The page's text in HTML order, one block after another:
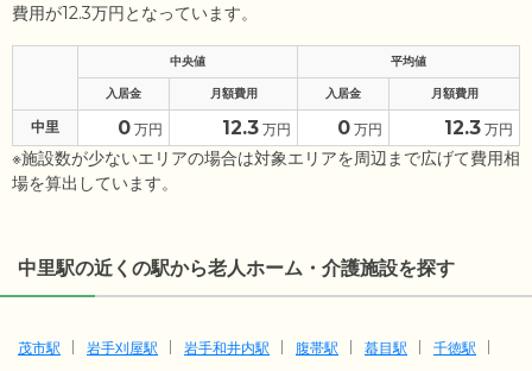
費用が12.3万円となっています。
中央値 平均値
入居金 月額費用 入居金 月額費用
中里 0 万円 12.3 万円 0 万円 12.3 万円
※施設数が少ないエリアの場合は対象エリアを周辺まで広げて費用相
場を算出しています。
中里駅の近くの駅から老人ホーム・介護施設を探す
茂市駅 岩手刈屋駅 岩手和井内駅 腹帯駅 蟇目駅
千徳駅